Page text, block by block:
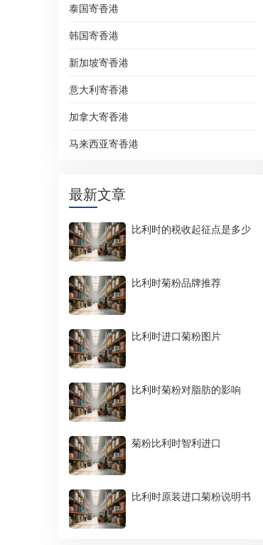
泰国寄香港
韩国寄香港
新加坡寄香港
意大利寄香港
加拿大寄香港
马来西亚寄香港
最新文章
比利时的税收起征点是多少
比利时菊粉品牌推荐
比利时进口菊粉图片
比利时菊粉对脂肪的影响
菊粉比利时智利进口
比利时原装进口菊粉说明书